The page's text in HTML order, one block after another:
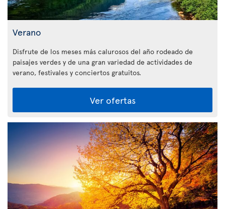
Verano
Disfrute de los meses más calurosos del año rodeado de
paisajes verdes y de una gran variedad de actividades de
verano, festivales y conciertos gratuitos.
Ver ofertas